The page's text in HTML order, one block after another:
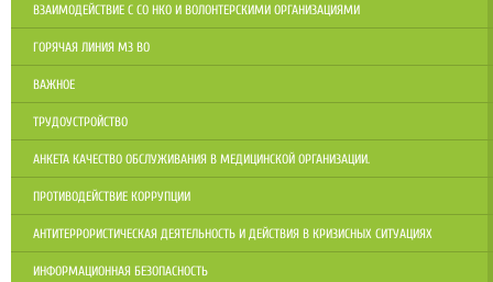
ВЗАИМОДЕЙСТВИЕ С СО НКО И ВОЛОНТЕРСКИМИ ОРГАНИЗАЦИЯМИ
ГОРЯЧАЯ ЛИНИЯ МЗ ВО
ВАЖНОЕ
ТРУДОУСТРОЙСТВО
АНКЕТА КАЧЕСТВО ОБСЛУЖИВАНИЯ В МЕДИЦИНСКОЙ ОРГАНИЗАЦИИ.
ПРОТИВОДЕЙСТВИЕ КОРРУПЦИИ
АНТИТЕРРОРИСТИЧЕСКАЯ ДЕЯТЕЛЬНОСТЬ И ДЕЙСТВИЯ В КРИЗИСНЫХ СИТУАЦИЯХ
ИНФОРМАЦИОННАЯ БЕЗОПАСНОСТЬ